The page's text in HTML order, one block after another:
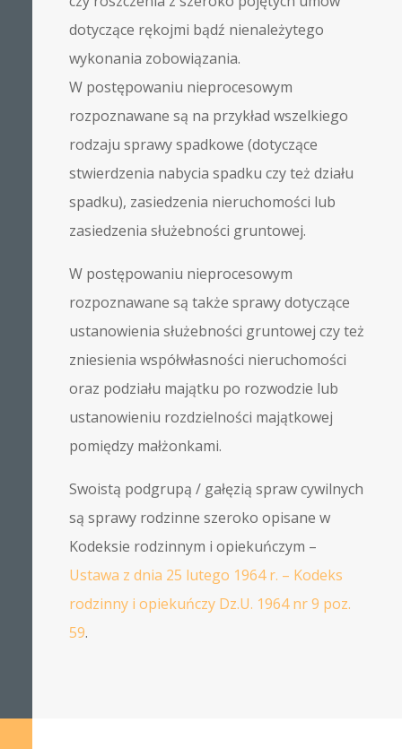
dotyczące rękojmi bądź nienależytego
wykonania zobowiązania.
W postępowaniu nieprocesowym
rozpoznawane są na przykład wszelkiego
rodzaju sprawy spadkowe (dotyczące
stwierdzenia nabycia spadku czy też działu
spadku), zasiedzenia nieruchomości lub
zasiedzenia służebności gruntowej.
W postępowaniu nieprocesowym
rozpoznawane są także sprawy dotyczące
ustanowienia służebności gruntowej czy też
zniesienia współwłasności nieruchomości
oraz podziału majątku po rozwodzie lub
ustanowieniu rozdzielności majątkowej
pomiędzy małżonkami.
Swoistą podgrupą / gałęzią spraw cywilnych
są sprawy rodzinne szeroko opisane w
Kodeksie rodzinnym i opiekuńczym –
Ustawa z dnia 25 lutego 1964 r. – Kodeks
rodzinny i opiekuńczy Dz.U. 1964 nr 9 poz.
59.